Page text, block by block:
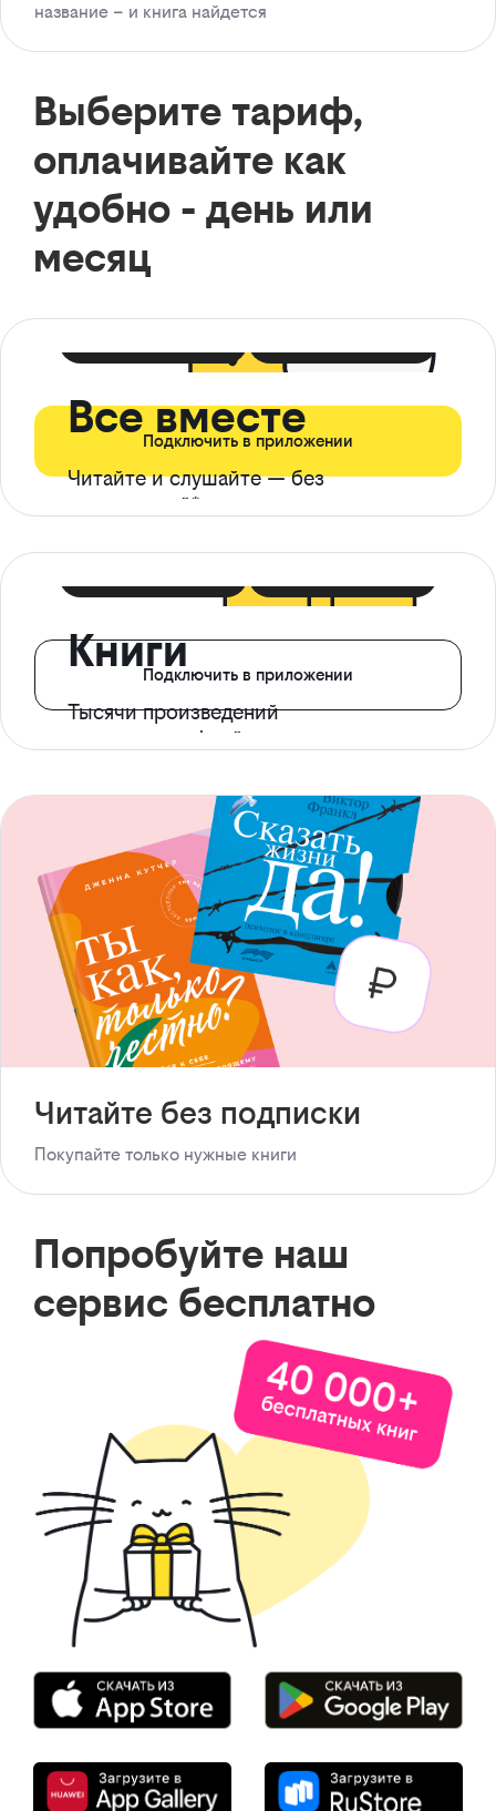
название – и книга найдется
Выберите тариф,
оплачивайте как
удобно - день или
месяц
Все вместе
Читайте и слушайте — без
ограничений*
Подключить в приложении
Книги
Тысячи произведений
с доступом офлайн
Подключить в приложении
Читайте без подписки
Покупайте только нужные книги
Попробуйте наш
сервис бесплатно